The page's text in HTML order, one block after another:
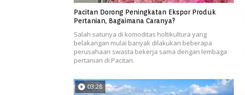
Pacitan Dorong Peningkatan Ekspor Produk
Pertanian, Bagaimana Caranya?
Salah satunya di komoditas holtikultura yang
belakangan mulai banyak dilakukan beberapa
perusahaan swasta bekerja sama dengan lembaga
pertanian di Pacitan.
03:28